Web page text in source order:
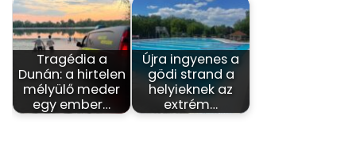
Tragédia a
Dunán: a hirtelen
mélyülő meder
egy ember…
Újra ingyenes a
gödi strand a
helyieknek az
extrém…